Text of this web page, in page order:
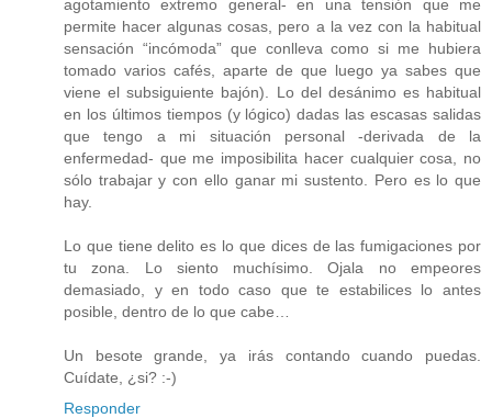
agotamiento extremo general- en una tensión que me
permite hacer algunas cosas, pero a la vez con la habitual
sensación “incómoda” que conlleva como si me hubiera
tomado varios cafés, aparte de que luego ya sabes que
viene el subsiguiente bajón). Lo del desánimo es habitual
en los últimos tiempos (y lógico) dadas las escasas salidas
que tengo a mi situación personal -derivada de la
enfermedad- que me imposibilita hacer cualquier cosa, no
sólo trabajar y con ello ganar mi sustento. Pero es lo que
hay.
Lo que tiene delito es lo que dices de las fumigaciones por
tu zona. Lo siento muchísimo. Ojala no empeores
demasiado, y en todo caso que te estabilices lo antes
posible, dentro de lo que cabe…
Un besote grande, ya irás contando cuando puedas.
Cuídate, ¿si? :-)
Responder